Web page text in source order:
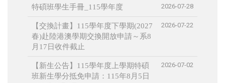
特碩班學生手冊_115學年度 2026-07-28
【交換計畫】115學年度下學期(2027
春)赴陸港澳學期交換開放申請～系8
月17日收件截止
2026-07-22
【新生公告】115學年度上學期特碩
班新生學分抵免申請：115年8月5日
2026-07-02